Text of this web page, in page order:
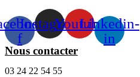
f
InstagramYoutubeLinkedin-
in
Nous contacter
03 24 22 54 55